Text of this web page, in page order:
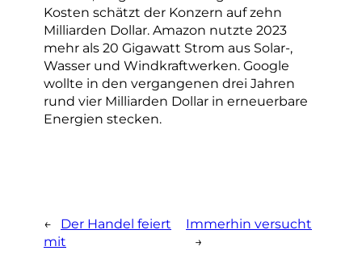
Kosten schätzt der Konzern auf zehn
Milliarden Dollar. Amazon nutzte 2023
mehr als 20 Gigawatt Strom aus Solar-,
Wasser und Windkraftwerken. Google
wollte in den vergangenen drei Jahren
rund vier Milliarden Dollar in erneuerbare
Energien stecken.
←
Der Handel feiert
mit
Immerhin versucht
→